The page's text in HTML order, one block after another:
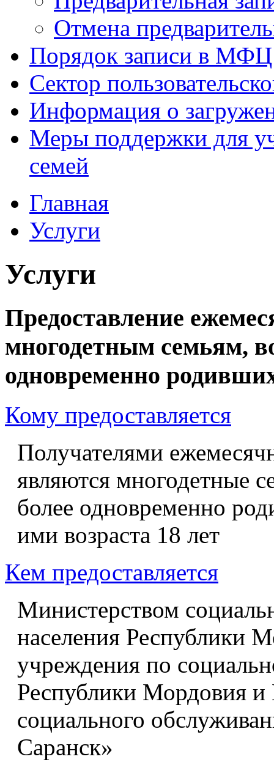
Отмена
Порядок записи в МФЦ
Сектор
Информация о
Меры поддержки для
семей
Главная
Услуги
Услуги
Предоставление
многодетным семьям,
одновременно
Кому предоставляется
Получателями
являются многодетные
более одновременно
ими возраста 18 лет
Кем предоставляется
Министерством
населения Республики
учреждения по
Республики Мордовия
социального
Саранск»